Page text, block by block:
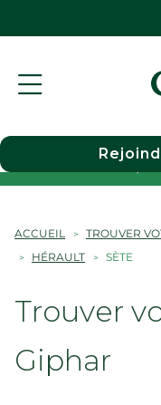
Choisir une
ACCUEIL TROUVER
HÉRAULT
SÈTE
Trouver
Giphar